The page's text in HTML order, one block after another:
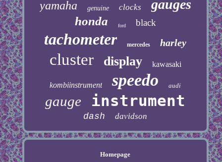
yamaha genuine clocks gauges
honda ford black
tachometer mercedes harley
cluster display kawasaki
kombiinstrument speedo audi
gauge instrument
dash davidson
Homepage